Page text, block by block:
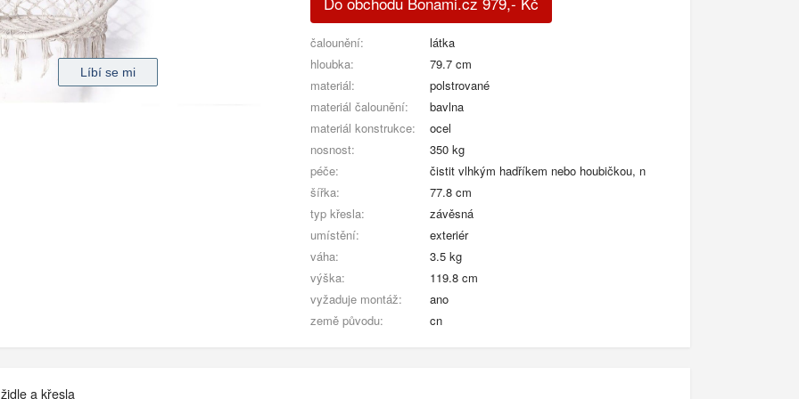
čalounění:
látka
hloubka:
79.7 cm
materiál:
polstrované
materiál čalounění:
bavlna
materiál konstrukce:
ocel
nosnost:
350 kg
péče:
čistit vlhkým hadříkem nebo houbičkou, n
šířka:
77.8 cm
typ křesla:
závěsná
umístění:
exteriér
váha:
3.5 kg
výška:
119.8 cm
vyžaduje montáž:
ano
země původu:
cn
a křesla